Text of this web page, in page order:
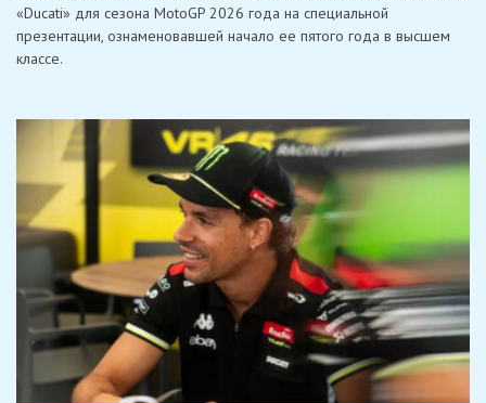
представила
мотоциклы
для
«Ducati» для сезона MotoGP 2026 года на специальной
презентации, ознаменовавшей начало ее пятого года в высшем
классе.